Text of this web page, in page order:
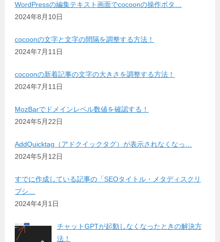
WordPressの編集テキスト画面でcocoonの操作ボタ…
2024年8月10日
cocoonの文字と文字の間隔を調整する方法！
2024年7月11日
cocoonの新着記事の文字の大きさを調整する方法！
2024年7月11日
MozBarでドメインレベル数値を確認する！
2024年5月22日
AddQuicktag（アドクイックタグ）が表示されなくなっ…
2024年5月12日
すでに作成している記事の「SEOタイトル・メタディスクリ
プシ…
2024年4月1日
チャットGPTが起動しなくなったときの解決方
法！